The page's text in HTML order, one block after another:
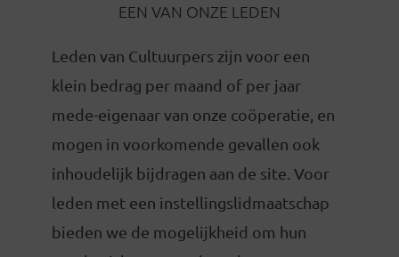
EEN VAN ONZE LEDEN
Leden van Cultuurpers zijn voor een
klein bedrag per maand of per jaar
mede-eigenaar van onze coöperatie, en
mogen in voorkomende gevallen ook
inhoudelijk bijdragen aan de site. Voor
leden met een instellingslidmaatschap
bieden we de mogelijkheid om hun